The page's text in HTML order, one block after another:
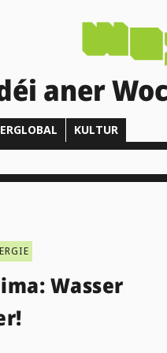
aner
KULTUR
Wasser